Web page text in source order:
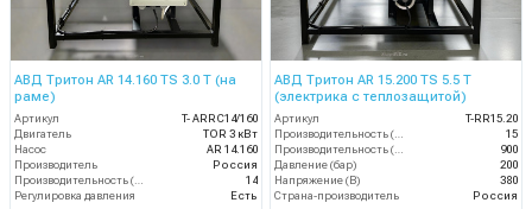
АВД Тритон AR 14.160 TS 3.0 Т (на
раме)
Артикул
T- ARRC14/160
Двигатель
TOR 3 кВт
Насос
AR 14.160
Производитель
Россия
14
Регулировка давления
Есть
АВД Тритон AR 15.200 TS 5.5 Т
(электрика с теплозащитой)
Артикул
T-RR15.20
15
900
Давление (бар)
200
Напряжение (В)
380
Страна-производитель
Россия